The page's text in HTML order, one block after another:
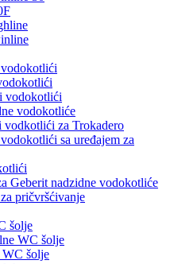
vodokotlići
vodokotliće
za Trokadero
sa uređajem za
Geberit nadzidne vodokotliće
pričvršćivanje
šolje
WC šolje
WC šolje